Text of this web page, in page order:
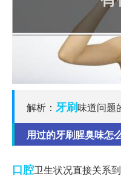
解析： 牙刷味道问题
用过的牙刷腥臭味怎
口腔卫生状况直接关系